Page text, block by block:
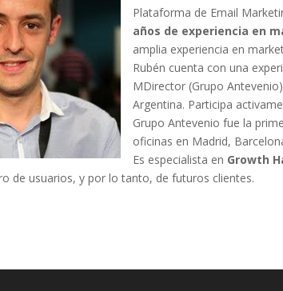
Plataforma de Email
años de experiencia en
amplia experiencia en
Rubén cuenta con una
MDirector (Grupo
Argentina. Participa
Grupo Antevenio fue la
oficinas en Madrid,
Es especialista en Growth
de usuarios, y por lo tanto, de futuros clientes.